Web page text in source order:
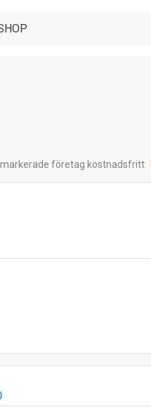
företag kostnadsfritt